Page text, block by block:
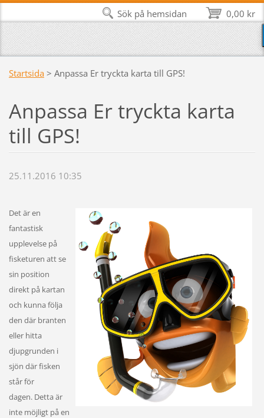
Startsida > Anpassa Er tryckta karta till GPS!
Anpassa Er tryckta karta
till GPS!
25.11.2016 10:35
Det är en
fantastisk
upplevelse på
fisketuren att se
sin position
direkt på kartan
och kunna följa
den där branten
eller hitta
djupgrunden i
sjön där fisken
står för
dagen. Detta är
inte möjligt på en
0,00 kr
Sök på hemsidan